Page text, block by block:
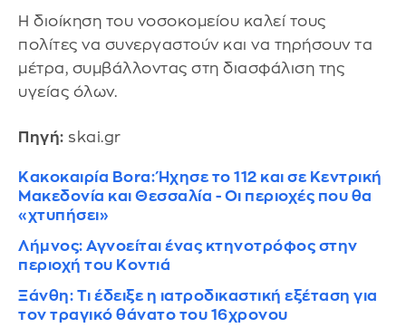
Η διοίκηση του νοσοκομείου καλεί τους
πολίτες να συνεργαστούν και να τηρήσουν τα
μέτρα, συμβάλλοντας στη διασφάλιση της
υγείας όλων.
Πηγή: skai.gr
Κακοκαιρία Bora: Ήχησε το 112 και σε Kεντρική
Μακεδονία και Θεσσαλία - Οι περιοχές που θα
«χτυπήσει»
Λήμνος: Αγνοείται ένας κτηνοτρόφος στην
περιοχή του Κοντιά
Ξάνθη: Τι έδειξε η ιατροδικαστική εξέταση για
τον τραγικό θάνατο του 16χρονου